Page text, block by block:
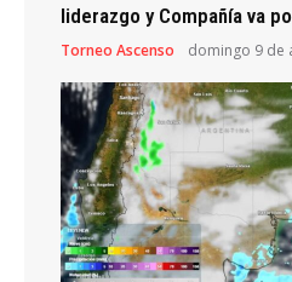
liderazgo y Compañía va
Torneo Ascenso domingo 9 de